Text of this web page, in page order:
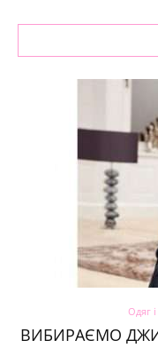
Одяг
ВИБИРАЄМО